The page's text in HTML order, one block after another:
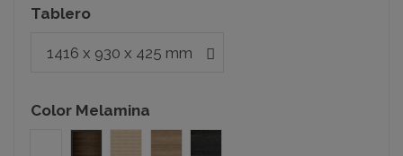
Tablero
Color Melamina